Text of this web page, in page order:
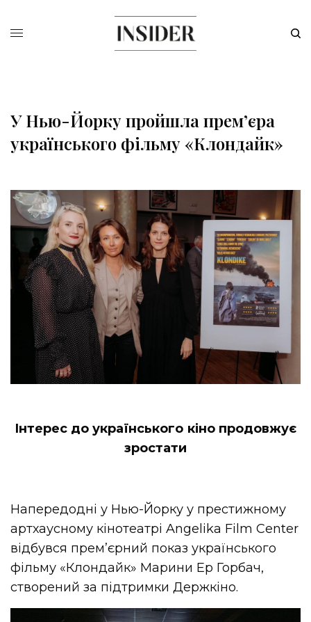
У Нью-Йорку пройшла прем’єра
українського фільму «Клондайк»
Інтерес до українського кіно продовжує
зростати
Напередодні у Нью-Йорку у престижному
артхаусному кінотеатрі Angelika Film Center
відбувся прем’єрний показ українського
фільму «Клондайк» Марини Ер Горбач,
створений за підтримки Держкіно.